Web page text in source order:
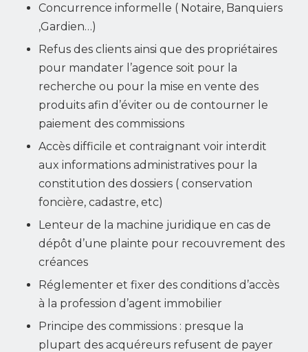
Concurrence informelle ( Notaire, Banquiers
,Gardien…)
Refus des clients ainsi que des propriétaires
pour mandater l’agence soit pour la
recherche ou pour la mise en vente des
produits afin d’éviter ou de contourner le
paiement des commissions
Accès difficile et contraignant voir interdit
aux informations administratives pour la
constitution des dossiers ( conservation
foncière, cadastre, etc)
Lenteur de la machine juridique en cas de
dépôt d’une plainte pour recouvrement des
créances
Réglementer et fixer des conditions d’accès
à la profession d’agent immobilier
Principe des commissions : presque la
plupart des acquéreurs refusent de payer